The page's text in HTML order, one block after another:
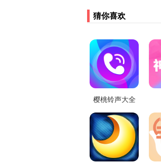
猜你喜欢
樱桃铃声大全